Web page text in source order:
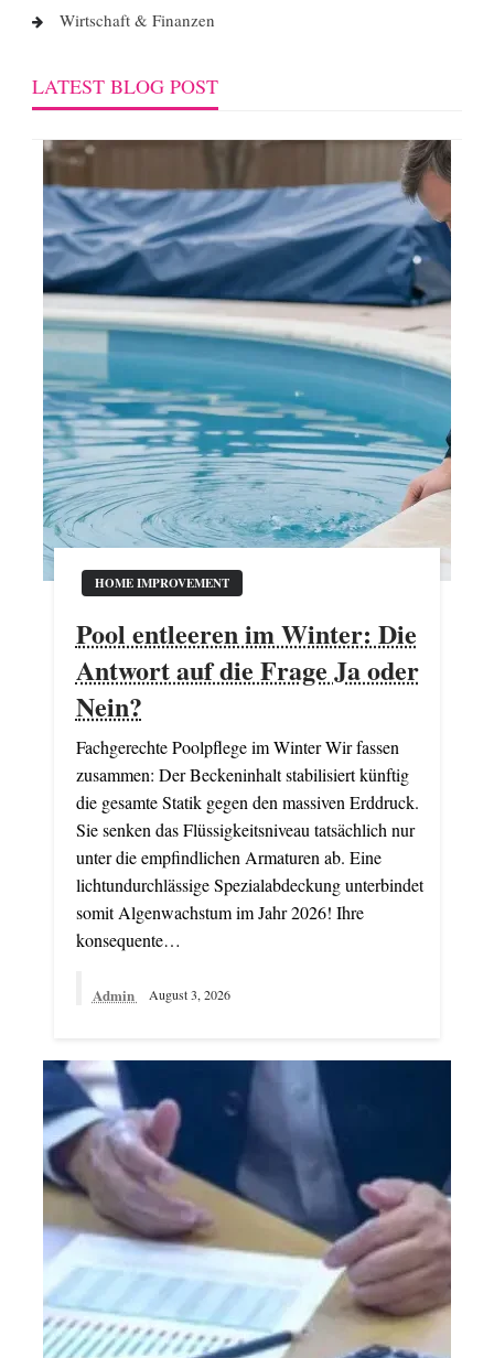
Wirtschaft & Finanzen
LATEST BLOG POST
HOME IMPROVEMENT
Pool entleeren im Winter: Die
Antwort auf die Frage Ja oder
Nein?
Fachgerechte Poolpflege im Winter Wir fassen
zusammen: Der Beckeninhalt stabilisiert künftig
die gesamte Statik gegen den massiven Erddruck.
Sie senken das Flüssigkeitsniveau tatsächlich nur
unter die empfindlichen Armaturen ab. Eine
lichtundurchlässige Spezialabdeckung unterbindet
somit Algenwachstum im Jahr 2026! Ihre
konsequente…
Admin August 3, 2026